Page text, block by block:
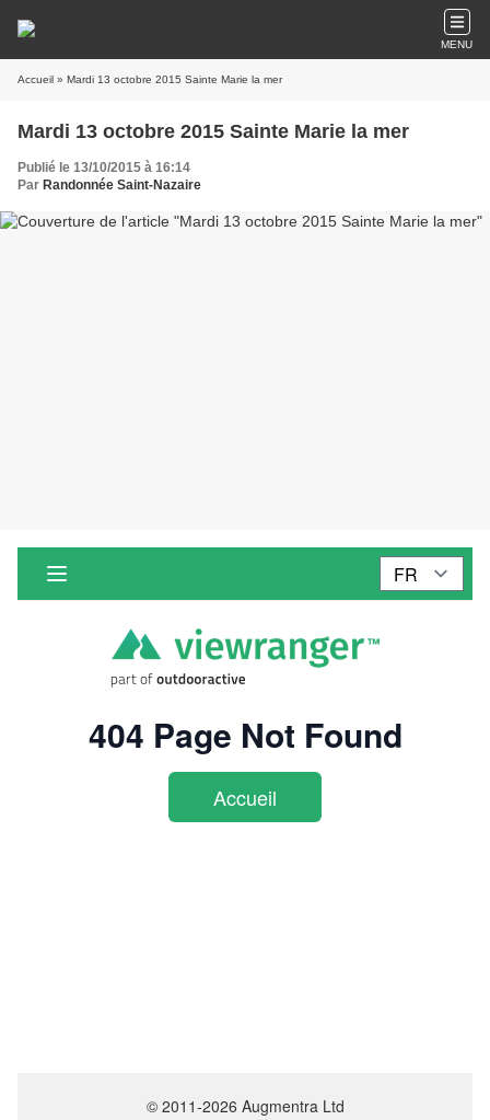
MENU
Accueil » Mardi 13 octobre 2015 Sainte Marie la mer
Mardi 13 octobre 2015 Sainte Marie la mer
Publié le 13/10/2015 à 16:14
Par Randonnée Saint-Nazaire